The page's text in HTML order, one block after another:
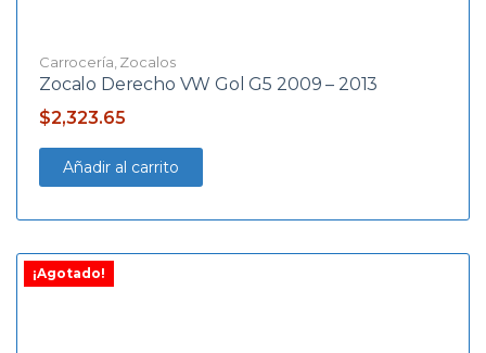
Carrocería Zocalos
Zocalo Derecho VW Gol G5 2009 – 2013
$2,323.65
Añadir al carrito
¡Agotado!